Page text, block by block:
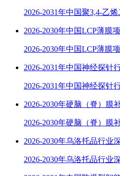
2026-2031年中国聚3,4-乙
2026-2030年中国LCP薄膜
2026-2030年中国LCP薄膜
2026-2031年中国神经探针
2026-2031年中国神经探针
2026-2030年硬脑（脊）膜
2026-2030年硬脑（脊）膜
2026-2030年乌洛托品行业
2026-2030年乌洛托品行业